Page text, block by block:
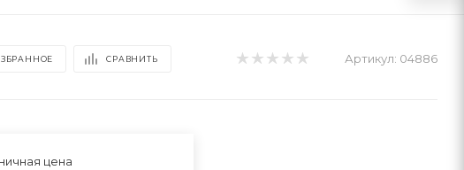
СРАВНИТЬ Артикул: 04886
цена